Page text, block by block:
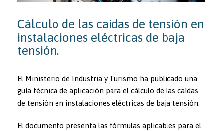
Cálculo de las caídas de tensión en
instalaciones eléctricas de baja
tensión.
El Ministerio de Industria y Turismo ha publicado una
guía técnica de aplicación para el cálculo de las caídas
de tensión en instalaciones eléctricas de baja tensión.
El documento presenta las fórmulas aplicables para el